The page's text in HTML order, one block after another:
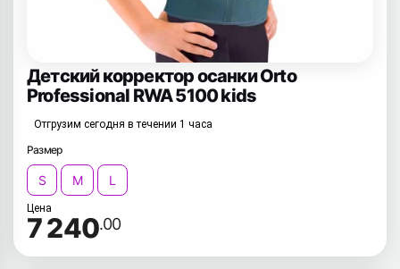
Детский корректор осанки Orto
Professional RWA 5100 kids
Отгрузим сегодня в течении 1 часа
Размер
S M L
Цена
7 240.00